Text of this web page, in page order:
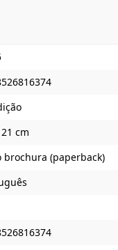
cm
brochura (paperback)